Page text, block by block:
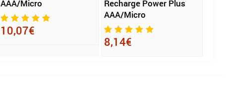
AAA/Micro
10,07€
Recharge Power Plus
AAA/Micro
8,14€